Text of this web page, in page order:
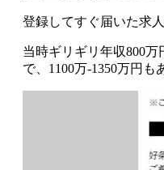
登録してすぐ届いた求
当時ギリギリ年収800万
で、 1100万-1350万円 も